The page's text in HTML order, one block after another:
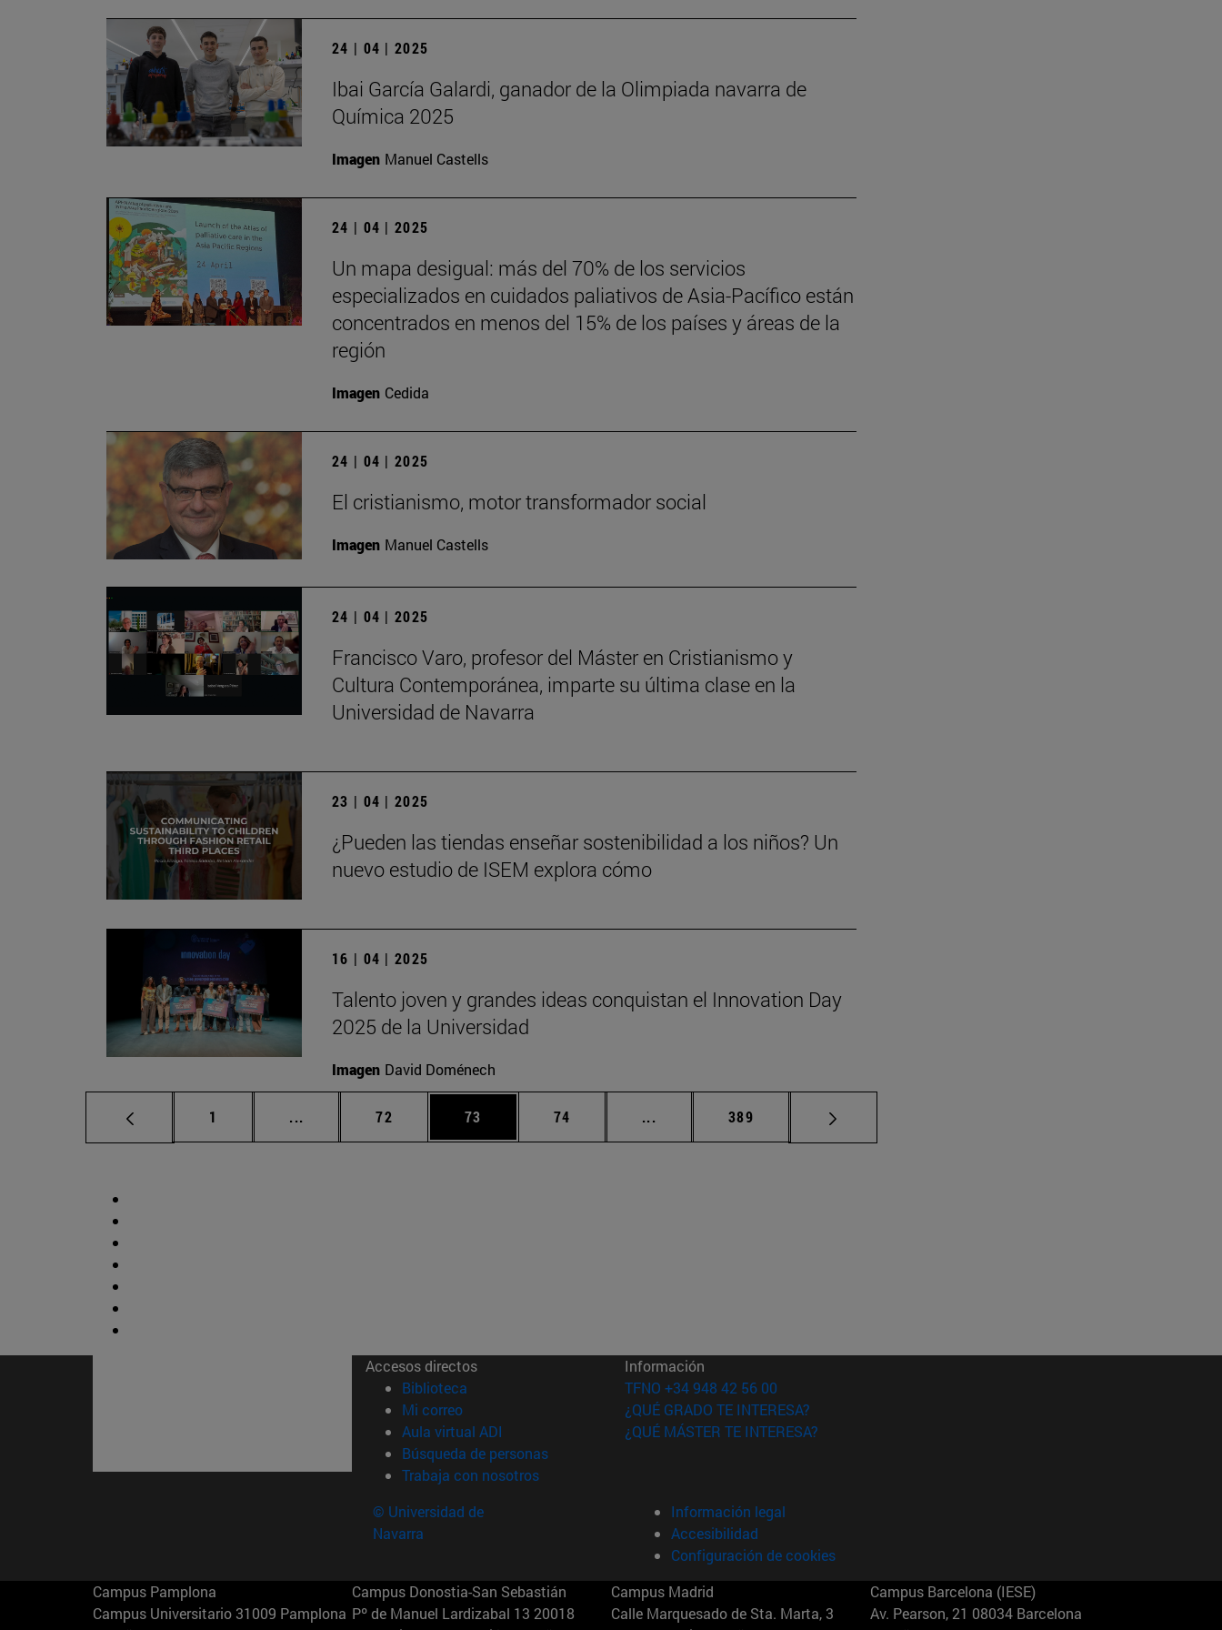
24 | 04 | 2025
Ibai García Galardi, ganador de la Olimpiada navarra de
Química 2025
Imagen Manuel Castells
24 | 04 | 2025
Un mapa desigual: más del 70% de los servicios
especializados en cuidados paliativos de Asia-Pacífico están
concentrados en menos del 15% de los países y áreas de la
región
Imagen Cedida
24 | 04 | 2025
El cristianismo, motor transformador social
Imagen Manuel Castells
24 | 04 | 2025
Francisco Varo, profesor del Máster en Cristianismo y
Cultura Contemporánea, imparte su última clase en la
Universidad de Navarra
23 | 04 | 2025
¿Pueden las tiendas enseñar sostenibilidad a los niños? Un
nuevo estudio de ISEM explora cómo
16 | 04 | 2025
Talento joven y grandes ideas conquistan el Innovation Day
2025 de la Universidad
Imagen David Doménech
Página
1 ... Páginas intermedias Use TAB para desplazarse.
Página
72 Página
73 Página
74 ... Páginas intermedias Use TAB para desplazarse.
Página
389
Accesos directos
Biblioteca (abre en nueva ventana)
Mi correo(abre en nueva ventana)
Aula virtual ADI (abre en nueva ventana)
Búsqueda de personas(abre en nueva ventana)
Trabaja con nosotros(abre en nueva ventana)
Información
TFNO +34 948 42 56 00
¿QUÉ GRADO TE INTERESA?
¿QUÉ MÁSTER TE INTERESA?
© Universidad de
Navarra
Información legal
Accesibilidad
Configuración de cookies
Campus Pamplona
Campus Universitario 31009 Pamplona
Campus Donostia-San Sebastián
Pº de Manuel Lardizabal 13 20018
Campus Madrid
Calle Marquesado de Sta. Marta, 3
Campus Barcelona (IESE)
Av. Pearson, 21 08034 Barcelona